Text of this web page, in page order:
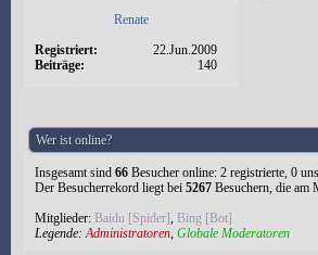
Renate
Registriert:
22.Jun.2009
Beiträge:
140
Wer ist online?
Insgesamt sind 66 Besucher online: 2 registrierte, 0
Der Besucherrekord liegt bei 5267 Besuchern, die am
Mitglieder: Baidu [Spider], Bing [Bot]
Legende:Administratoren, Globale Moderatoren